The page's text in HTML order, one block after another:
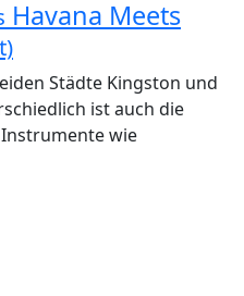
Havana Meets
Städte Kingston und
ist auch die
wie